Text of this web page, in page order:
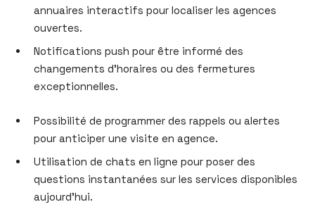
annuaires interactifs pour localiser les agences
ouvertes.
Notifications push pour être informé des
changements d’horaires ou des fermetures
exceptionnelles.
Possibilité de programmer des rappels ou alertes
pour anticiper une visite en agence.
Utilisation de chats en ligne pour poser des
questions instantanées sur les services disponibles
aujourd’hui.